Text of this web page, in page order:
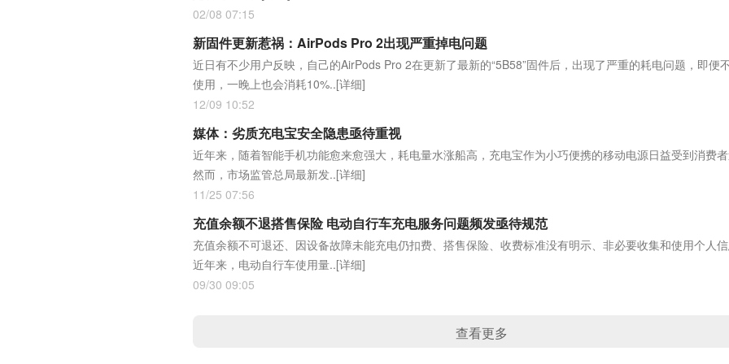
02/08 07:15
新固件更新惹祸：AirPods Pro 2出现严重掉电问题
近日有不少用户反映，自己的AirPods Pro 2在更新了最新的“5B58”固件后，出现了严重的耗电问题，即便
使用，一晚上也会消耗10%..[详细]
12/09 10:52
媒体：劣质充电宝安全隐患亟待重视
近年来，随着智能手机功能愈来愈强大，耗电量水涨船高，充电宝作为小巧便携的移动电源日益受到消费者
然而，市场监管总局最新发..[详细]
11/25 07:56
充值余额不退搭售保险 电动自行车充电服务问题频发亟待规范
充值余额不可退还、因设备故障未能充电仍扣费、搭售保险、收费标准没有明示、非必要收集和使用个人
近年来，电动自行车使用量..[详细]
09/30 09:05
查看更多